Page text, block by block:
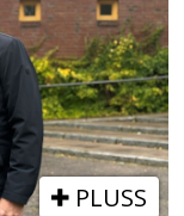
PLUSS